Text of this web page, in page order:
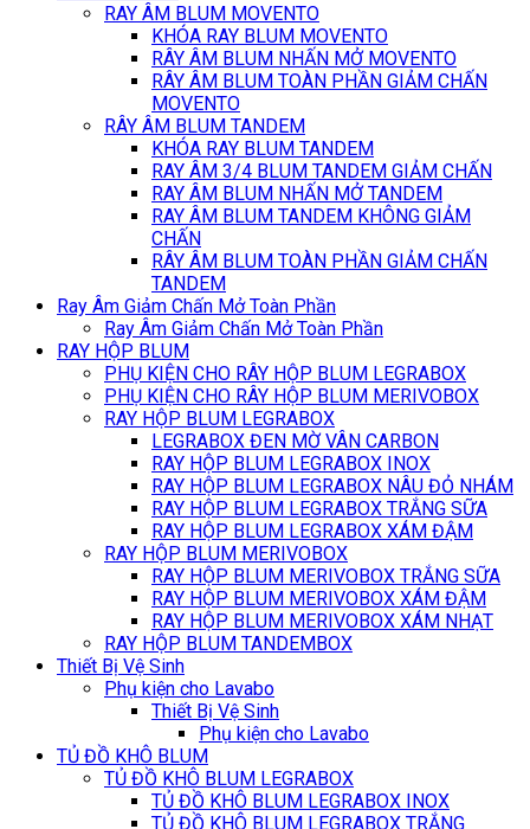
RAY ÂM BLUM MOVENTO
KHÓA RAY BLUM MOVENTO
RÂY ÂM BLUM NHẤN MỞ MOVENTO
RÂY ÂM BLUM TOÀN PHẦN GIẢM CHẤN
MOVENTO
RÂY ÂM BLUM TANDEM
KHÓA RAY BLUM TANDEM
RAY ÂM 3/4 BLUM TANDEM GIẢM CHẤN
RAY ÂM BLUM NHẤN MỞ TANDEM
RAY ÂM BLUM TANDEM KHÔNG GIẢM
CHẤN
RÂY ÂM BLUM TOÀN PHẦN GIẢM CHẤN
TANDEM
Ray Âm Giảm Chấn Mở Toàn Phần
Ray Âm Giảm Chấn Mở Toàn Phần
RAY HỘP BLUM
PHỤ KIỆN CHO RÂY HỘP BLUM LEGRABOX
PHỤ KIỆN CHO RÂY HỘP BLUM MERIVOBOX
RAY HỘP BLUM LEGRABOX
LEGRABOX ĐEN MỜ VÂN CARBON
RAY HỘP BLUM LEGRABOX INOX
RAY HỘP BLUM LEGRABOX NÂU ĐỎ NHÁM
RAY HỘP BLUM LEGRABOX TRẮNG SỮA
RAY HỘP BLUM LEGRABOX XÁM ĐẬM
RAY HỘP BLUM MERIVOBOX
RAY HỘP BLUM MERIVOBOX TRẮNG SỮA
RAY HỘP BLUM MERIVOBOX XÁM ĐẬM
RAY HỘP BLUM MERIVOBOX XÁM NHẠT
RAY HỘP BLUM TANDEMBOX
Thiết Bị Vệ Sinh
Phụ kiện cho Lavabo
Thiết Bị Vệ Sinh
Phụ kiện cho Lavabo
TỦ ĐỒ KHÔ BLUM
TỦ ĐỒ KHÔ BLUM LEGRABOX
TỦ ĐỒ KHÔ BLUM LEGRABOX INOX
TỦ ĐỒ KHÔ BLUM LEGRABOX TRẮNG